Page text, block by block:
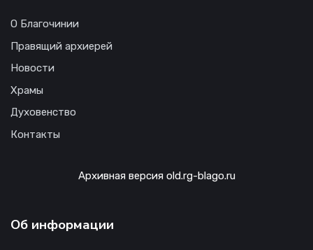
О Благочинии
Правящий архиерей
Новости
Храмы
Духовенство
Контакты
Архивная версия old.rg-blago.ru
Об информации